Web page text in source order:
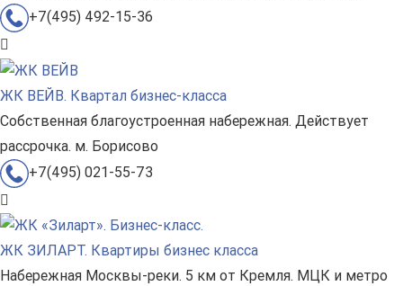
+7(495) 492-15-36
ЖК ВЕЙВ. Квартал бизнес-класса
Собственная благоустроенная набережная. Действует
рассрочка. м. Борисово
+7(495) 021-55-73
ЖК ЗИЛАРТ. Квартиры бизнес класса
Набережная Москвы-реки. 5 км от Кремля. МЦК и метро